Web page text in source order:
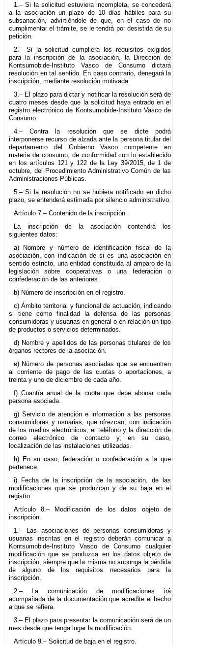
1.– Si la solicitud estuviera incompleta, se concederá
a la asociación un plazo de 10 días hábiles para su
subsanación, advirtiéndole de que, en el caso de no
cumplimentar el trámite, se le tendrá por desistida de su
petición.
2.– Si la solicitud cumpliera los requisitos exigidos
para la inscripción de la asociación, la Dirección de
Kontsumobide-Instituto Vasco de Consumo dictará
resolución en tal sentido. En caso contrario, denegará la
inscripción, mediante resolución motivada.
3.– El plazo para dictar y notificar la resolución será de
cuatro meses desde que la solicitud haya entrado en el
registro electrónico de Kontsumobide-Instituto Vasco de
Consumo.
4.– Contra la resolución que se dicte podrá
interponerse recurso de alzada ante la persona titular del
departamento del Gobierno Vasco competente en
materia de consumo, de conformidad con lo establecido
en los artículos 121 y 122 de la Ley 39/2015, de 1 de
octubre, del Procedimiento Administrativo Común de las
Administraciones Públicas.
5.– Si la resolución no se hubiera notificado en dicho
plazo, se entenderá estimada por silencio administrativo.
Artículo 7.– Contenido de la inscripción.
La inscripción de la asociación contendrá los
siguientes datos:
a) Nombre y número de identificación fiscal de la
asociación, con indicación de si es una asociación en
sentido estricto, una entidad constituida al amparo de la
legislación sobre cooperativas o una federación o
confederación de las anteriores.
b) Número de inscripción en el registro.
c) Ámbito territorial y funcional de actuación, indicando
si tiene como finalidad la defensa de las personas
consumidoras y usuarias en general o en relación un tipo
de productos o servicios determinados.
d) Nombre y apellidos de las personas titulares de los
órganos rectores de la asociación.
e) Número de personas asociadas que se encuentren
al corriente de pago de las cuotas o aportaciones, a
treinta y uno de diciembre de cada año.
f) Cuantía anual de la cuota que debe abonar cada
persona asociada.
g) Servicio de atención e información a las personas
consumidoras y usuarias, que ofrezcan, con indicación
de los medios electrónicos, el teléfono y la dirección de
correo electrónico de contacto y, en su caso,
localización de las instalaciones utilizadas.
h) En su caso, federación o confederación a la que
pertenece.
i) Fecha de la inscripción de la asociación, de las
modificaciones que se produzcan y de su baja en el
registro.
Artículo 8.– Modificación de los datos objeto de
inscripción.
1.– Las asociaciones de personas consumidoras y
usuarias inscritas en el registro deberán comunicar a
Kontsumobide-Instituto Vasco de Consumo cualquier
modificación que se produzca en los datos objeto de
inscripción, siempre que la misma no suponga la pérdida
de alguno de los requisitos necesarios para la
inscripción.
2.– La comunicación de modificaciones irá
acompañada de la documentación que acredite el hecho
a que se refiera.
3.– El plazo para presentar la comunicación será de un
mes desde que tenga lugar la modificación.
Artículo 9.– Solicitud de baja en el registro.